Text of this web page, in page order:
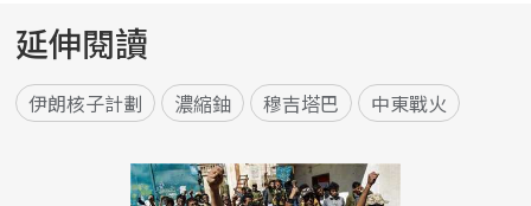
延伸閱讀
伊朗核子計劃 濃縮鈾 穆吉塔巴 中東戰火